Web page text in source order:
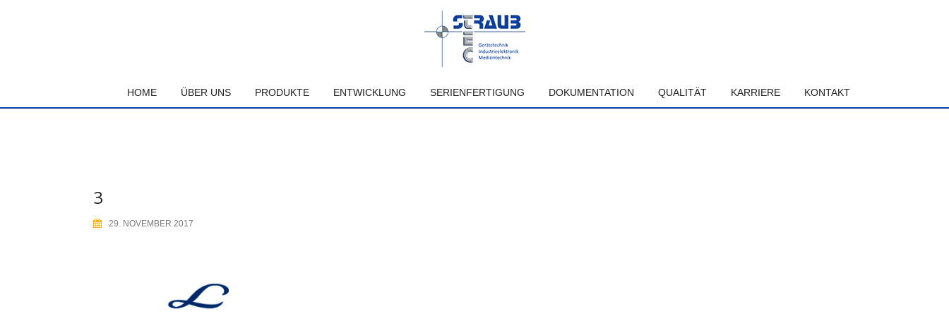
HOME ÜBER UNS PRODUKTE ENTWICKLUNG SERIENFERTIGUNG DOKUMENTATION QUALITÄT KARRIERE KONTAKT
3
29. NOVEMBER 2017